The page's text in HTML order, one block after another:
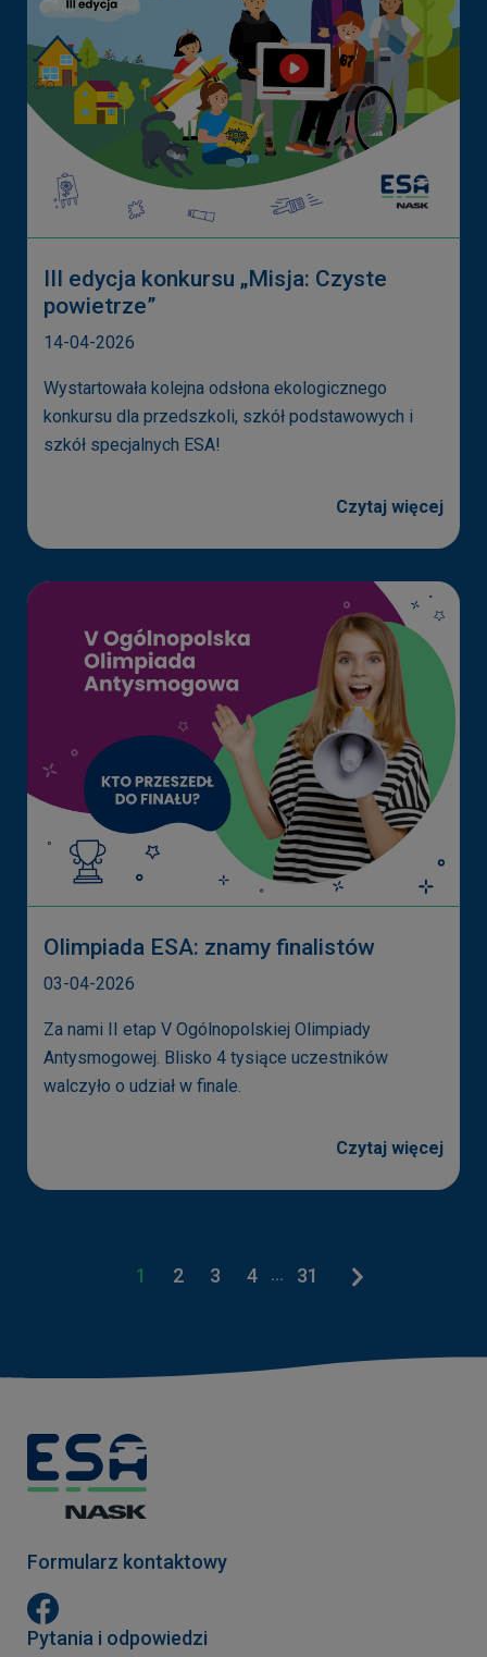
III edycja konkursu „Misja: Czyste
powietrze”
14-04-2026
Wystartowała kolejna odsłona ekologicznego
konkursu dla przedszkoli, szkół podstawowych i
szkół specjalnych ESA!
Czytaj więcej
Olimpiada ESA: znamy finalistów
03-04-2026
Za nami II etap V Ogólnopolskiej Olimpiady
Antysmogowej. Blisko 4 tysiące uczestników
walczyło o udział w finale.
Czytaj więcej
1 2 3 4 ... 31
Formularz kontaktowy
Pytania i odpowiedzi